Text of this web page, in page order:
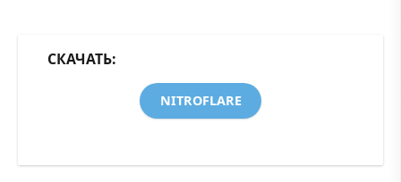
СКАЧАТЬ:
NITROFLARE